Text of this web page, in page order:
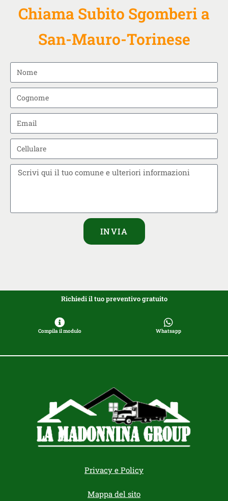
Chiama Subito Sgomberi a
San-Mauro-Torinese
INVIA
Richiedi il tuo preventivo gratuito
Compila il modulo Whatsapp
Privacy e Policy
Mappa del sito